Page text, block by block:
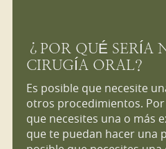
¿POR QUÉ SERÍA
CIRUGÍA ORAL?
Es posible que necesite
otros procedimientos.
que necesites una o más
que te puedan hacer una